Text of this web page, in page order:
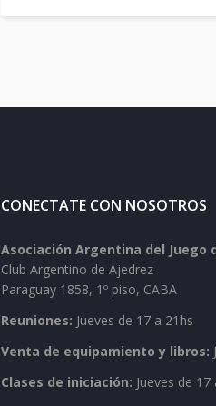
CONECTATE CON NOSOTROS
Asociación Argentina del Juego
Club Argentino de Ajedrez
Paraguay 1858, 1º piso, CABA
Reuniones: Jueves de 17 a 21hs
Venta de equipamiento y libros:
Clases de iniciación: Jueves de 17